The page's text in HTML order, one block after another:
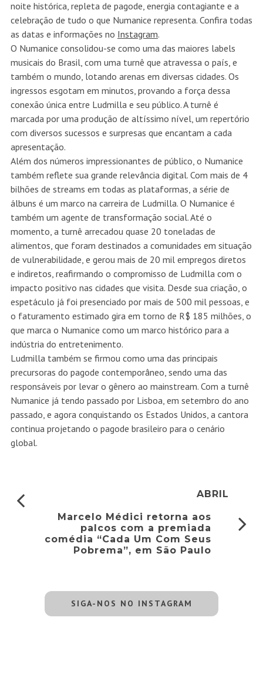
noite histórica, repleta de pagode, energia contagiante e a
celebração de tudo o que Numanice representa. Confira todas
as datas e informações no Instagram.
O Numanice consolidou-se como uma das maiores labels
musicais do Brasil, com uma turnê que atravessa o país, e
também o mundo, lotando arenas em diversas cidades. Os
ingressos esgotam em minutos, provando a força dessa
conexão única entre Ludmilla e seu público. A turnê é
marcada por uma produção de altíssimo nível, um repertório
com diversos sucessos e surpresas que encantam a cada
apresentação.
Além dos números impressionantes de público, o Numanice
também reflete sua grande relevância digital. Com mais de 4
bilhões de streams em todas as plataformas, a série de
álbuns é um marco na carreira de Ludmilla. O Numanice é
também um agente de transformação social. Até o
momento, a turnê arrecadou quase 20 toneladas de
alimentos, que foram destinados a comunidades em situação
de vulnerabilidade, e gerou mais de 20 mil empregos diretos
e indiretos, reafirmando o compromisso de Ludmilla com o
impacto positivo nas cidades que visita. Desde sua criação, o
espetáculo já foi presenciado por mais de 500 mil pessoas, e
o faturamento estimado gira em torno de R$ 185 milhões, o
que marca o Numanice como um marco histórico para a
indústria do entretenimento.
Ludmilla também se firmou como uma das principais
precursoras do pagode contemporâneo, sendo uma das
responsáveis por levar o gênero ao mainstream. Com a turnê
Numanice já tendo passado por Lisboa, em setembro do ano
passado, e agora conquistando os Estados Unidos, a cantora
continua projetando o pagode brasileiro para o cenário
global.
ABRIL
Marcelo Médici retorna aos
palcos com a premiada
comédia “Cada Um Com Seus
Pobrema”, em São Paulo
SIGA-NOS NO INSTAGRAM